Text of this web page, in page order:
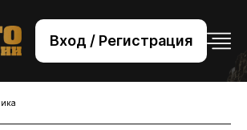
Вход / Регистрация
+7 (495) 221-76-32
bsv@zolteh.ru